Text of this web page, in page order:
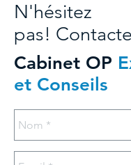
N'hésitez
pas!
Cabinet OP
et Conseils